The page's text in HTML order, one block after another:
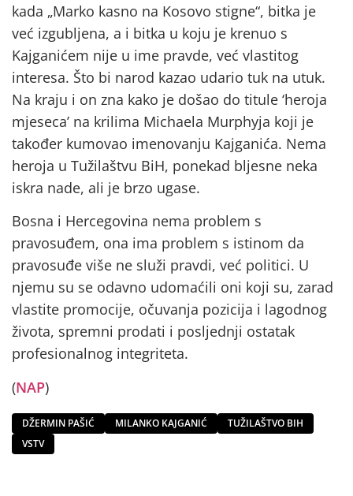
kada „Marko kasno na Kosovo stigne“, bitka je
već izgubljena, a i bitka u koju je krenuo s
Kajganićem nije u ime pravde, već vlastitog
interesa. Što bi narod kazao udario tuk na utuk.
Na kraju i on zna kako je došao do titule ‘heroja
mjeseca’ na krilima Michaela Murphyja koji je
također kumovao imenovanju Kajganića. Nema
heroja u Tužilaštvu BiH, ponekad bljesne neka
iskra nade, ali je brzo ugase.
Bosna i Hercegovina nema problem s
pravosuđem, ona ima problem s istinom da
pravosuđe više ne služi pravdi, već politici. U
njemu su se odavno udomaćili oni koji su, zarad
vlastite promocije, očuvanja pozicija i lagodnog
života, spremni prodati i posljednji ostatak
profesionalnog integriteta.
(NAP)
DŽERMIN PAŠIĆ MILANKO KAJGANIĆ
TUŽILAŠTVO BIH
VSTV